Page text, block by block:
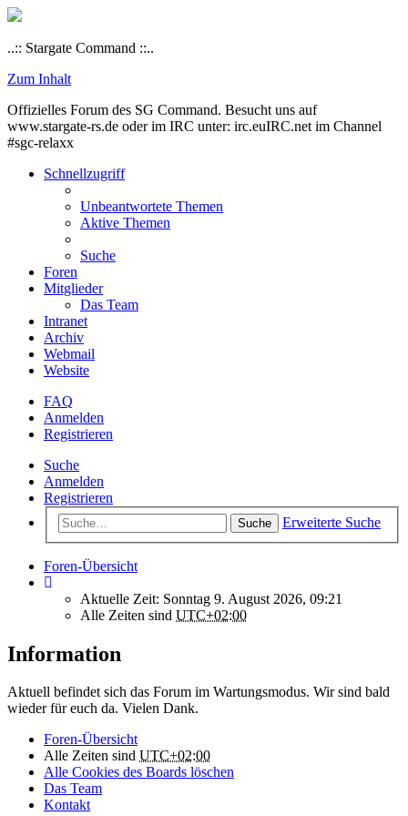
..:: Stargate Command ::..
Zum Inhalt
Offizielles Forum des SG Command. Besucht uns auf
www.stargate-rs.de oder im IRC unter: irc.euIRC.net im Channel
#sgc-relaxx
Schnellzugriff
Unbeantwortete Themen
Aktive Themen
Suche
Foren
Mitglieder
Das Team
Intranet
Archiv
Webmail
Website
FAQ
Anmelden
Registrieren
Suche
Anmelden
Registrieren
Suche Erweiterte Suche
Foren-Übersicht
Aktuelle Zeit: Sonntag 9. August 2026, 09:21
Alle Zeiten sind UTC+02:00
Information
Aktuell befindet sich das Forum im Wartungsmodus. Wir sind bald
wieder für euch da. Vielen Dank.
Foren-Übersicht
Alle Zeiten sind UTC+02:00
Alle Cookies des Boards löschen
Das Team
Kontakt